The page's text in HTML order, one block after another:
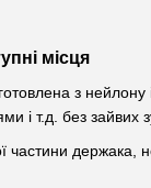
місця
​​з
і т.д. без зайвих
частини держака,